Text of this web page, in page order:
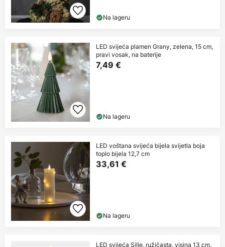
Na lageru
LED svijeća plamen Grany, zelena, 15 cm,
pravi vosak, na baterije
7,49 €
Na lageru
LED voštana svijeća bijela svijetla boja
toplo bijela 12,7 cm
33,61 €
Na lageru
LED svijeća Sille, ružičasta, visina 13 cm,